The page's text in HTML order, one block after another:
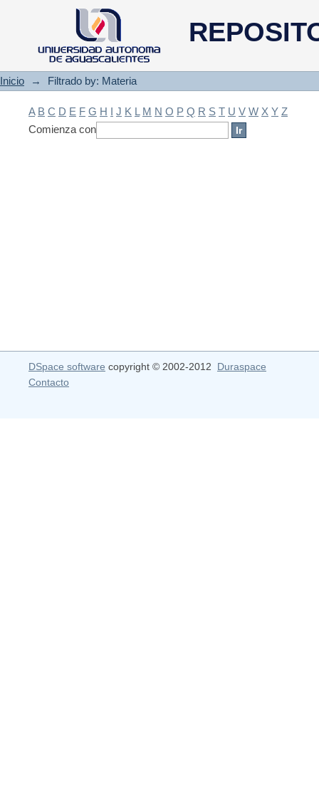
Filtrado by: Materia
Inicio → Filtrado by: Materia
A B C D E F G H I J K L M N O P Q R S T U V W X Y Z
Comienza con
DSpace software copyright © 2002-2012 Duraspace
Contacto